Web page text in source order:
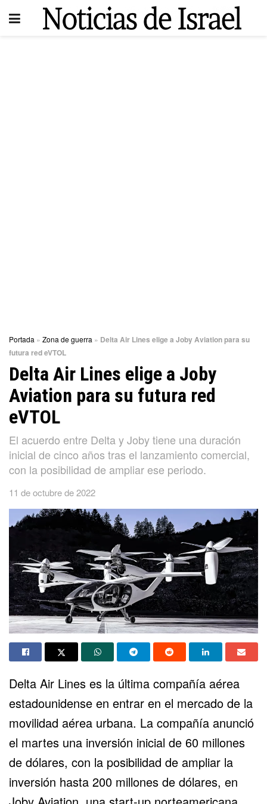
Portada » Zona de guerra » Delta Air Lines elige a Joby Aviation para su
futura red eVTOL
Delta Air Lines elige a Joby
Aviation para su futura red
eVTOL
El acuerdo entre Delta y Joby tiene una duración
inicial de cinco años tras el lanzamiento comercial,
con la posibilidad de ampliar ese periodo.
11 de octubre de 2022
Delta Air Lines es la última compañía aérea
estadounidense en entrar en el mercado de la
movilidad aérea urbana. La compañía anunció
el martes una inversión inicial de 60 millones
de dólares, con la posibilidad de ampliar la
inversión hasta 200 millones de dólares, en